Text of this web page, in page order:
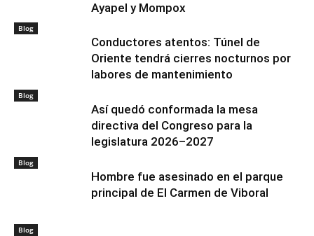
Ayapel y Mompox
Blog
Conductores atentos: Túnel de
Oriente tendrá cierres nocturnos por
labores de mantenimiento
Blog
Así quedó conformada la mesa
directiva del Congreso para la
legislatura 2026–2027
Blog
Hombre fue asesinado en el parque
principal de El Carmen de Viboral
Blog